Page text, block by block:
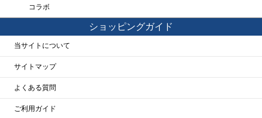
コラボ
ショッピングガイド
当サイトについて
サイトマップ
よくある質問
ご利用ガイド